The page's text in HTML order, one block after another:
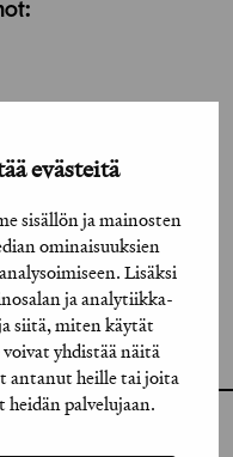
evästeitä
sisällön ja mainosten
ominaisuuksien
Lisäksi
ja analytiikka-
siitä, miten käytät
yhdistää näitä
antanut heille tai joita
palvelujaan.